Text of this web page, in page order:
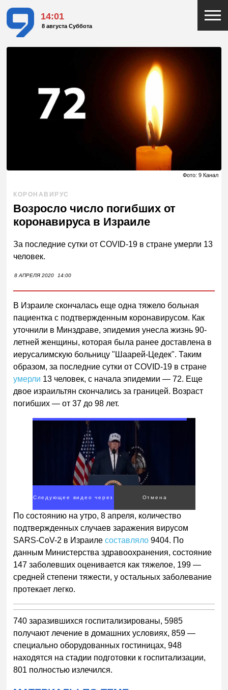
14:01
8 августа Суббота
Фото: 9 Канал
КОРОНАВИРУС
Возросло число погибших от
коронавируса в Израиле
За последние сутки от COVID-19 в стране умерли 13
человек.
8 АПРЕЛЯ 2020 14:00
В Израиле скончалась еще одна тяжело больная
пациентка с подтвержденным коронавирусом. Как
уточнили в Минздраве, эпидемия унесла жизнь 90-
летней женщины, которая была ранее доставлена в
иерусалимскую больницу "Шаарей-Цедек". Таким
образом, за последние сутки от COVID-19 в стране
умерли 13 человек, с начала эпидемии — 72. Еще
двое израильтян скончались за границей. Возраст
погибших — от 37 до 98 лет.
Следующее видео через Отмена
По состоянию на утро, 8 апреля, количество
подтвержденных случаев заражения вирусом
SARS-CoV-2 в Израилесоставляло 9404. По
данным Министерства здравоохранения, состояние
147 заболевших оценивается как тяжелое, 199 —
средней степени тяжести, у остальных заболевание
протекает легко.
740 заразившихся госпитализированы, 5985
получают лечение в домашних условиях, 859 —
специально оборудованных гостиницах, 948
находятся на стадии подготовки к госпитализации,
801 полностью излечился.